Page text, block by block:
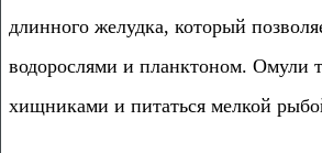
длинного желудка, который
водорослями и планктоном. Омули
хищниками и питаться мелкой